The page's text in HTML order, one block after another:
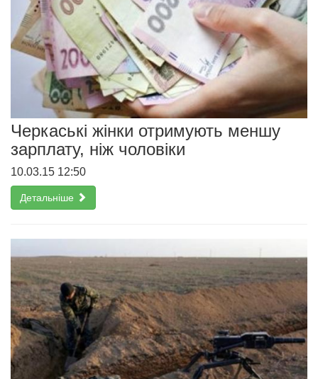
Черкаські жінки отримують меншу
зарплату, ніж чоловіки
10.03.15 12:50
Детальніше